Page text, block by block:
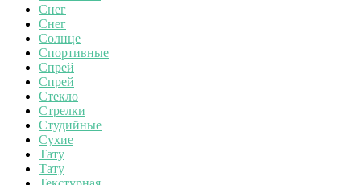
Снег
Снег
Солнце
Спортивные
Спрей
Спрей
Стекло
Стрелки
Студийные
Сухие
Тату
Тату